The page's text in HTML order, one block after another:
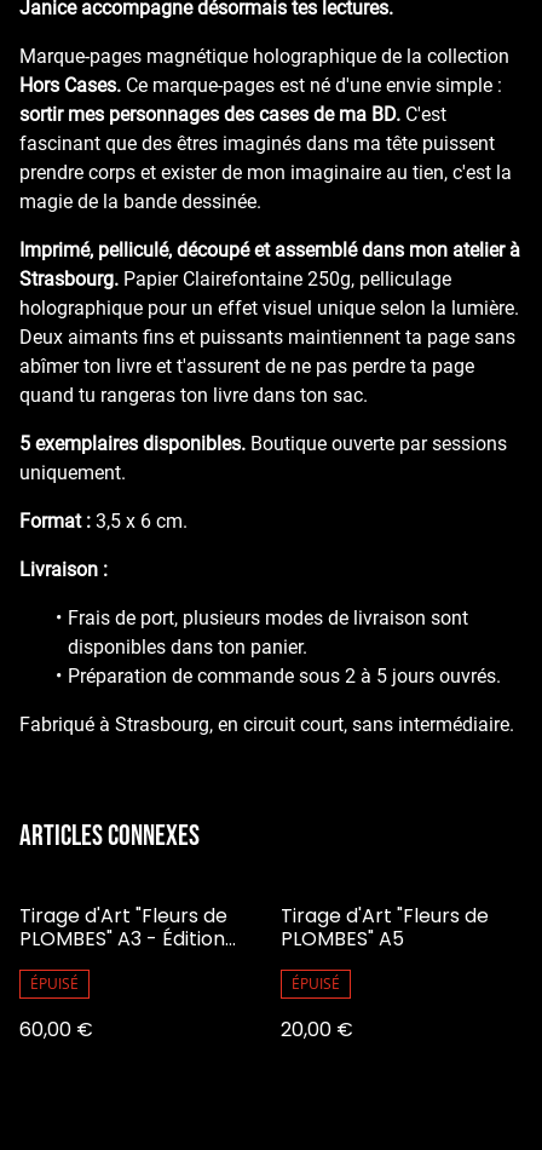
Janice accompagne désormais tes lectures.
Marque-pages magnétique holographique de la collection
Hors Cases. Ce marque-pages est né d'une envie simple :
sortir mes personnages des cases de ma BD. C'est
fascinant que des êtres imaginés dans ma tête puissent
prendre corps et exister de mon imaginaire au tien, c'est la
magie de la bande dessinée.
Imprimé, pelliculé, découpé et assemblé dans mon atelier à
Strasbourg. Papier Clairefontaine 250g, pelliculage
holographique pour un effet visuel unique selon la lumière.
Deux aimants fins et puissants maintiennent ta page sans
abîmer ton livre et t'assurent de ne pas perdre ta page
quand tu rangeras ton livre dans ton sac.
5 exemplaires disponibles. Boutique ouverte par sessions
uniquement.
Format : 3,5 x 6 cm.
Livraison :
Frais de port, plusieurs modes de livraison sont
disponibles dans ton panier.
Préparation de commande sous 2 à 5 jours ouvrés.
Fabriqué à Strasbourg, en circuit court, sans intermédiaire.
Articles connexes
Tirage d'Art "Fleurs de
PLOMBES" A3 - Édition
ÉPUISÉ
60,00 €
Tirage d'Art "Fleurs de
PLOMBES" A5
ÉPUISÉ
20,00 €